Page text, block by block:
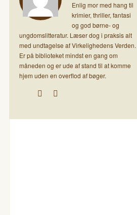
Enlig mor med hang til
krimier, thriller, fantasi
og god børne- og
ungdomslitteratur. Læser dog i praksis alt
med undtagelse af Virkelighedens Verden.
Er på biblioteket mindst en gang om
måneden og er ude af stand til at komme
hjem uden en overflod af bøger.